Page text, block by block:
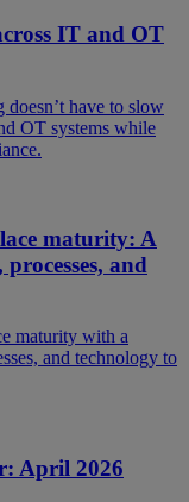
IT and OT
doesn’t have to slow
OT systems while
maturity: A
and
maturity with a
and technology to
April 2026